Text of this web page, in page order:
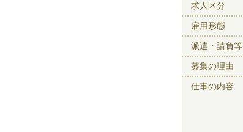
求人区分
雇用形態
派遣・請負等
募集の理由
仕事の内容